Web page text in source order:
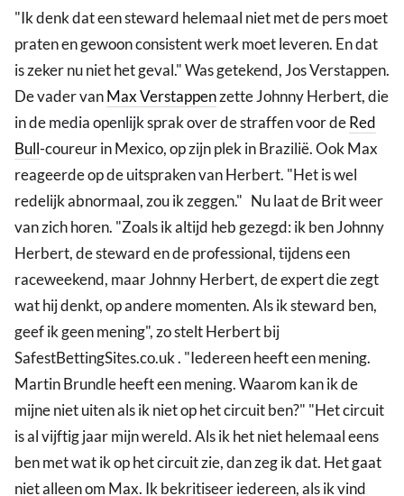
"Ik denk dat een steward helemaal niet met de pers moet
praten en gewoon consistent werk moet leveren. En dat
is zeker nu niet het geval." Was getekend, Jos Verstappen.
De vader vanMax Verstappenzette Johnny Herbert, die
in de media openlijk sprak over de straffen voor deRed
Bull-coureur in Mexico, op zijn plek in Brazilië. Ook Max
reageerde op de uitspraken van Herbert. "Het is wel
redelijk abnormaal, zou ik zeggen." Nu laat de Brit weer
van zich horen. "Zoals ik altijd heb gezegd: ik ben Johnny
Herbert, de steward en de professional, tijdens een
raceweekend, maar Johnny Herbert, de expert die zegt
wat hij denkt, op andere momenten. Als ik steward ben,
geef ik geen mening", zo stelt Herbert bij
SafestBettingSites.co.uk . "Iedereen heeft een mening.
Martin Brundle heeft een mening. Waarom kan ik de
mijne niet uiten als ik niet op het circuit ben?" "Het circuit
is al vijftig jaar mijn wereld. Als ik het niet helemaal eens
ben met wat ik op het circuit zie, dan zeg ik dat. Het gaat
niet alleen om Max. Ik bekritiseer iedereen, als ik vind